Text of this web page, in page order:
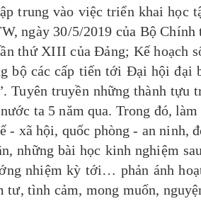
trung vào việc triển khai học
ngày 30/5/2019 của Bộ
thứ XIII của Đảng; Kế hoạch
bộ các cấp tiến tới Đại hội
Tuyên truyền những thành
ta 5 năm qua. Trong đó,
- xã hội, quốc phòng - an ninh,
những bài học kinh nghiệm
nhiệm kỳ tới… phản ánh
tư, tình cảm, mong muốn,